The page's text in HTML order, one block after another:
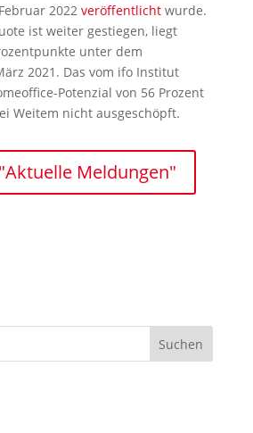
2022 veröffentlichtwurde.
ist weiter gestiegen, liegt
unter dem
2021. Das vom ifo Institut
Potenzial von 56 Prozent
Weitem nicht ausgeschöpft.
Meldungen"